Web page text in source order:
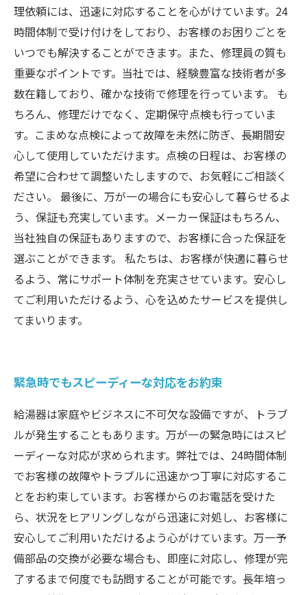
理依頼には、迅速に対応することを心がけています。24
時間体制で受け付けをしており、お客様のお困りごとを
いつでも解決することができます。また、修理員の質も
重要なポイントです。当社では、経験豊富な技術者が多
数在籍しており、確かな技術で修理を行っています。 も
ちろん、修理だけでなく、定期保守点検も行っていま
す。こまめな点検によって故障を未然に防ぎ、長期間安
心して使用していただけます。点検の日程は、お客様の
希望に合わせて調整いたしますので、お気軽にご相談く
ださい。 最後に、万が一の場合にも安心して暮らせるよ
う、保証も充実しています。メーカー保証はもちろん、
当社独自の保証もありますので、お客様に合った保証を
選ぶことができます。 私たちは、お客様が快適に暮らせ
るよう、常にサポート体制を充実させています。安心し
てご利用いただけるよう、心を込めたサービスを提供し
てまいります。
緊急時でもスピーディーな対応をお約束
給湯器は家庭やビジネスに不可欠な設備ですが、トラブ
ルが発生することもあります。万が一の緊急時にはスピ
ーディーな対応が求められます。弊社では、24時間体制
でお客様の故障やトラブルに迅速かつ丁寧に対応するこ
とをお約束しています。お客様からのお電話を受けた
ら、状況をヒアリングしながら迅速に対処し、お客様に
安心してご利用いただけるよう心がけています。万一予
備部品の交換が必要な場合も、即座に対応し、修理が完
了するまで何度でも訪問することが可能です。長年培っ